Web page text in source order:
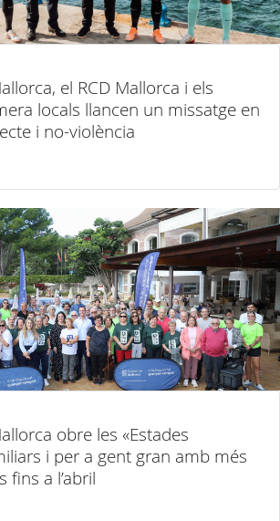
el RCD Mallorca i els
locals llancen un missatge en
i no-violència
obre les «Estades
i per a gent gran amb més
fins a l’abril